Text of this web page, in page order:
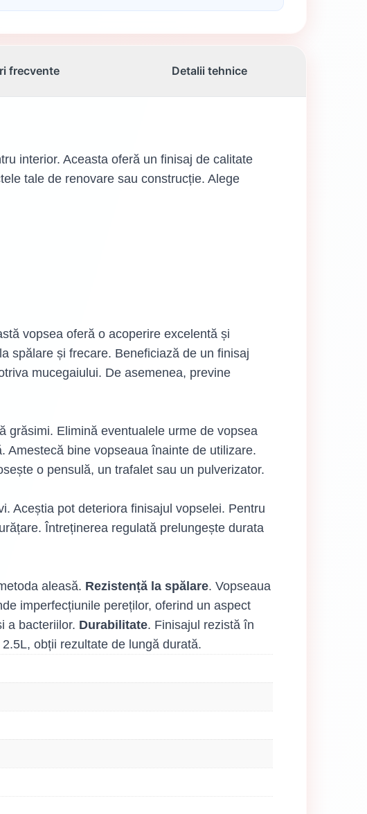
frecvente Detalii tehnice
interior. Aceasta oferă un finisaj de calitate
tale de renovare sau construcție. Alege
vopsea oferă o acoperire excelentă și
spălare și frecare. Beneficiază de un finisaj
mucegaiului. De asemenea, previne
grăsimi. Elimină eventualele urme de vopsea
Amestecă bine vopseaua înainte de utilizare.
o pensulă, un trafalet sau un pulverizator.
Aceștia pot deteriora finisajul vopselei. Pentru
Întreținerea regulată prelungește durata
aleasă. Rezistență la spălare. Vopseaua
imperfecțiunile pereților, oferind un aspect
a bacteriilor. Durabilitate. Finisajul rezistă în
obții rezultate de lungă durată.